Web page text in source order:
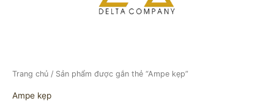
Trang chủ / Sản phẩm được gắn thẻ “Ampe kẹp”
Ampe kẹp